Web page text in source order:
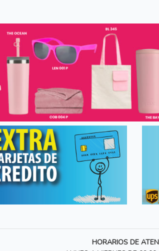
HORARIOS DE